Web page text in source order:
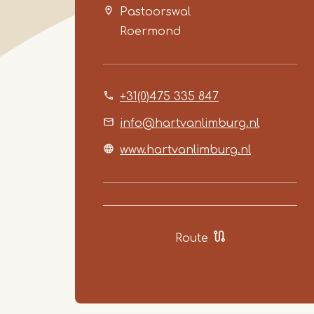
Pastoorswal
Roermond
+31(0)475 335 847
info@hartvanlimburg.nl
www.hartvanlimburg.nl
Route